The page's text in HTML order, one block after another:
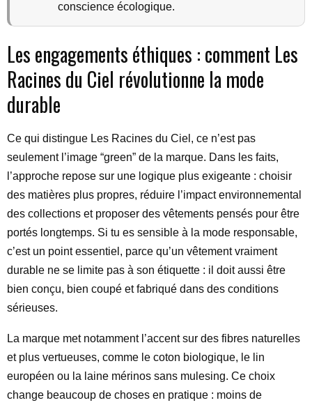
conscience écologique.
Les engagements éthiques : comment Les
Racines du Ciel révolutionne la mode
durable
Ce qui distingue Les Racines du Ciel, ce n’est pas
seulement l’image “green” de la marque. Dans les faits,
l’approche repose sur une logique plus exigeante : choisir
des matières plus propres, réduire l’impact environnemental
des collections et proposer des vêtements pensés pour être
portés longtemps. Si tu es sensible à la mode responsable,
c’est un point essentiel, parce qu’un vêtement vraiment
durable ne se limite pas à son étiquette : il doit aussi être
bien conçu, bien coupé et fabriqué dans des conditions
sérieuses.
La marque met notamment l’accent sur des fibres naturelles
et plus vertueuses, comme le coton biologique, le lin
européen ou la laine mérinos sans mulesing. Ce choix
change beaucoup de choses en pratique : moins de